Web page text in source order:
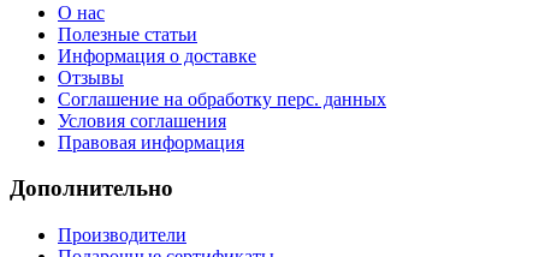
О нас
Полезные статьи
Информация о доставке
Отзывы
Соглашение на обработку перс. данных
Условия соглашения
Правовая информация
Дополнительно
Производители